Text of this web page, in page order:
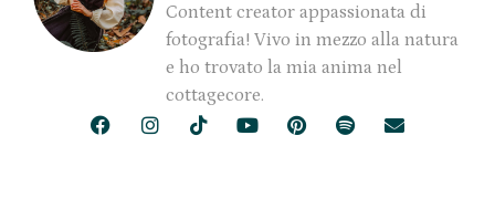
Content creator appassionata di
fotografia! Vivo in mezzo alla natura
e ho trovato la mia anima nel
cottagecore.